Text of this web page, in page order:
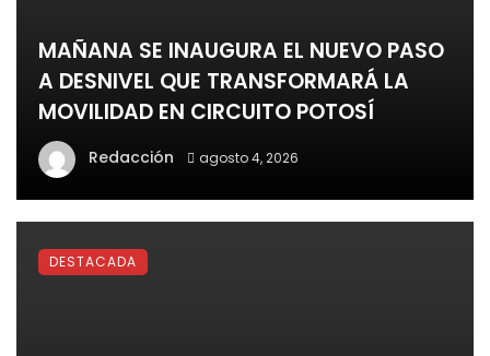
MAÑANA SE INAUGURA EL NUEVO PASO
A DESNIVEL QUE TRANSFORMARÁ LA
MOVILIDAD EN CIRCUITO POTOSÍ
Redacción agosto 4, 2026
DESTACADA